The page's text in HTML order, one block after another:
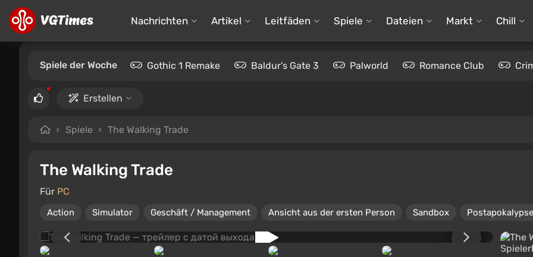
Nachrichten Artikel Leitfäden Spiele Dateien Markt Chill
Spiele der Woche Gothic 1 Remake Baldur's Gate 3 Palworld Romance Club
Erstellen
Spiele The Walking Trade
The Walking Trade
Für PC
Action Simulator Geschäft / Management Ansicht aus der ersten Person Sandbox Postapokalypse